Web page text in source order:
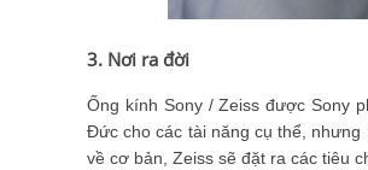
3. Nơi ra đời
Ống kính Sony / Zeiss được Sony
Đức cho các tài năng cụ thể, nhưng
về cơ bản, Zeiss sẽ đặt ra các tiêu